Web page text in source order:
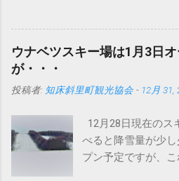
写真をどうぞ タイ
に動いています。
なくなりました。
と空に向かって、頂
います。しっかり接
のメーカーもこん
んが・・・ このブ
すが、イタリアプ
ウナベツスキー場は1月3日
が・・・
投稿者: 知床斜里町観光協会 - 12月 31,
12月28日現在のス
べると降雪量が少
プン予定ですが、